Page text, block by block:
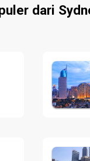
dari